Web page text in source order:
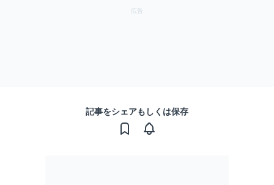
記事をシェアもしくは保存